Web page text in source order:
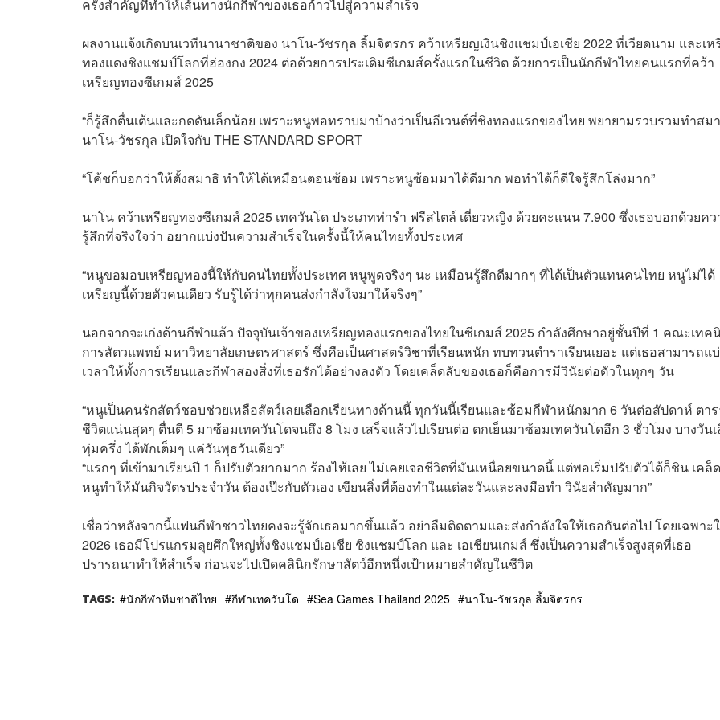
ครั้งสำคัญที่ทำให้เส้นทางนักกีฬาของเธอก้าวไปสู่ความสำเร็จ
ผลงานแจ้งเกิดบนเวทีนานาชาติของ นาโน-วัชรกุล ลิ้มจิตรกร คว้าเหรียญเงินชิงแชมป์เอเชีย 2022 ที่เวียดนาม และเ
ทองแดงชิงแชมป์โลกที่ฮ่องกง 2024 ต่อด้วยการประเดิมซีเกมส์ครั้งแรกในชีวิต ด้วยการเป็นนักกีฬาไทยคนแรกที่คว้า
เหรียญทองซีเกมส์ 2025
“ก็รู้สึกตื่นเต้นและกดดันเล็กน้อย เพราะหนูพอทราบมาบ้างว่าเป็นอีเวนต์ที่ชิงทองแรกของไทย พยายามรวบรวมทำสม
นาโน-วัชรกุล เปิดใจกับ THE STANDARD SPORT
“โค้ชก็บอกว่าให้ตั้งสมาธิ ทำให้ได้เหมือนตอนซ้อม เพราะหนูซ้อมมาได้ดีมาก พอทำได้ก็ดีใจรู้สึกโล่งมาก”
นาโน คว้าเหรียญทองซีเกมส์ 2025 เทควันโด ประเภทท่ารำ ฟรีสไตล์ เดี่ยวหญิง ด้วยคะแนน 7.900 ซึ่งเธอบอกด้วยคว
รู้สึกที่จริงใจว่า อยากแบ่งปันความสำเร็จในครั้งนี้ให้คนไทยทั้งประเทศ
“หนูขอมอบเหรียญทองนี้ให้กับคนไทยทั้งประเทศ หนูพูดจริงๆ นะ เหมือนรู้สึกดีมากๆ ที่ได้เป็นตัวแทนคนไทย หนูไม่ได้
เหรียญนี้ด้วยตัวคนเดียว รับรู้ได้ว่าทุกคนส่งกำลังใจมาให้จริงๆ”
นอกจากจะเก่งด้านกีฬาแล้ว ปัจจุบันเจ้าของเหรียญทองแรกของไทยในซีเกมส์ 2025 กำลังศึกษาอยู่ชั้นปีที่ 1 คณะเทค
การสัตวแพทย์ มหาวิทยาลัยเกษตรศาสตร์ ซึ่งคือเป็นศาสตร์วิชาที่เรียนหนัก ทบทวนตำราเรียนเยอะ แต่เธอสามารถแ
เวลาให้ทั้งการเรียนและกีฬาสองสิ่งที่เธอรักได้อย่างลงตัว โดยเคล็ดลับของเธอก็คือการมีวินัยต่อตัวในทุกๆ วัน
“หนูเป็นคนรักสัตว์ชอบช่วยเหลือสัตว์เลยเลือกเรียนทางด้านนี้ ทุกวันนี้เรียนและซ้อมกีฬาหนักมาก 6 วันต่อสัปดาห์ ตาร
ชีวิตแน่นสุดๆ ตื่นตี 5 มาซ้อมเทควันโดจนถึง 8 โมง เสร็จแล้วไปเรียนต่อ ตกเย็นมาซ้อมเทควันโดอีก 3 ชั่วโมง บางวันเ
ทุ่มครึ่ง ได้พักเต็มๆ แค่วันพุธวันเดียว”
“แรกๆ ที่เข้ามาเรียนปี 1 ก็ปรับตัวยากมาก ร้องไห้เลย ไม่เคยเจอชีวิตที่มันเหนื่อยขนาดนี้ แต่พอเริ่มปรับตัวได้ก็ชิน เคล็
หนูทำให้มันกิจวัตรประจำวัน ต้องเป๊ะกับตัวเอง เขียนสิ่งที่ต้องทำในแต่ละวันและลงมือทำ วินัยสำคัญมาก”
เชื่อว่าหลังจากนี้แฟนกีฬาชาวไทยคงจะรู้จักเธอมากขึ้นแล้ว อย่าลืมติดตามและส่งกำลังใจให้เธอกันต่อไป โดยเฉพาะ
2026 เธอมีโปรแกรมลุยศึกใหญ่ทั้งชิงแชมป์เอเชีย ชิงแชมป์โลก และ เอเชียนเกมส์ ซึ่งเป็นความสำเร็จสูงสุดที่เธอ
ปรารถนาทำให้สำเร็จ ก่อนจะไปเปิดคลินิกรักษาสัตว์อีกหนึ่งเป้าหมายสำคัญในชีวิต
TAGS: นักกีฬาทีมชาติไทย กีฬาเทควันโด Sea Games Thailand 2025 นาโน-วัชรกุล ลิ้มจิตรกร